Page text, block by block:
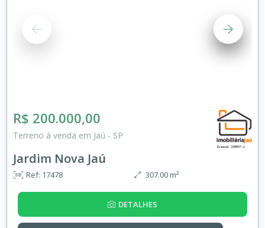
R$ 200.000,00
Terreno à venda em Jaú - SP
Jardim Nova Jaú
Ref: 17478 307.00 m²
DETALHES